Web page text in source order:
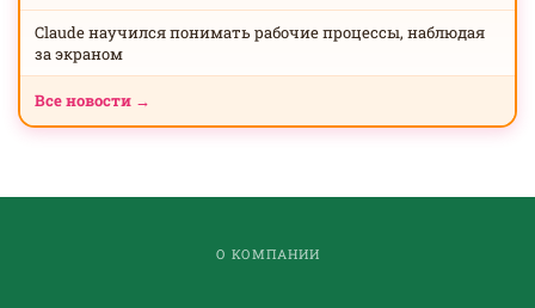
Claude научился понимать рабочие процессы, наблюдая
за экраном
Все новости →
О КОМПАНИИ